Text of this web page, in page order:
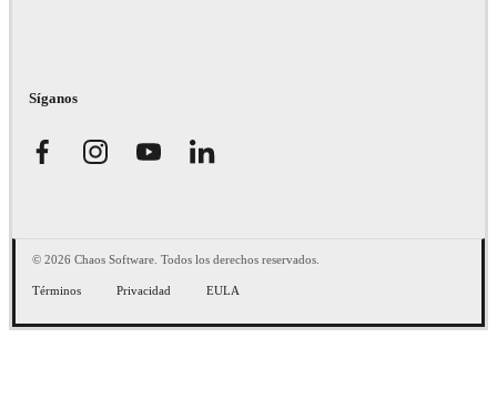
Síganos
© 2026 Chaos Software. Todos los derechos reservados.
Términos Privacidad EULA